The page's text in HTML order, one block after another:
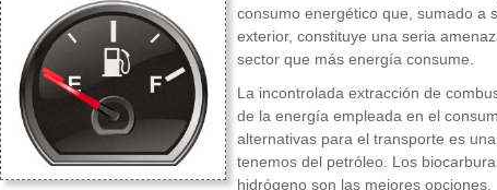
consumo energético que, sumado a
exterior, constituye una seria
sector que más energía consume.
La incontrolada extracción de
de la energía empleada en el
alternativas para el transporte es
tenemos del petróleo. Los
hidrógeno son las mejores opciones.